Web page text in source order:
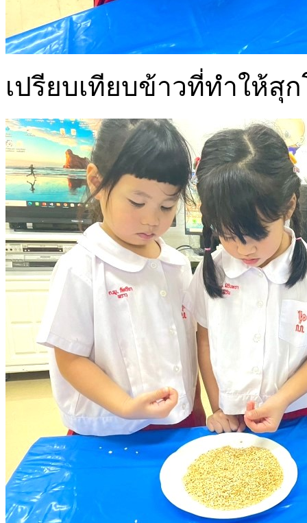
เปรียบเทียบข้าวที่ทำให้สุ